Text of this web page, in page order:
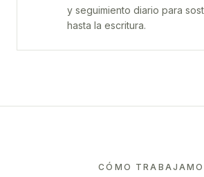
y seguimiento diario para
hasta la escritura.
CÓMO